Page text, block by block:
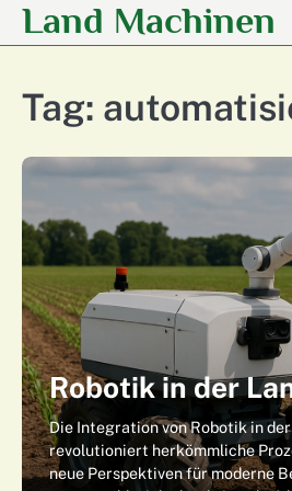
SkipLand Machinen
Tag:
Robotik in der
Die Integration von Robotik in
revolutioniert herkömmliche
neue Perspektiven für moderne